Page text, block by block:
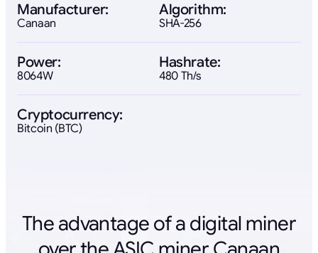
Manufacturer:
Canaan
Algorithm:
SHA-256
Power:
8064W
Hashrate:
480 Th/s
Cryptocurrency:
Bitcoin (BTC)
The advantage of a digital miner